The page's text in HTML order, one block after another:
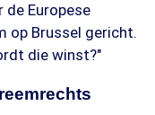
de Europese
op Brussel gericht.
die winst?"